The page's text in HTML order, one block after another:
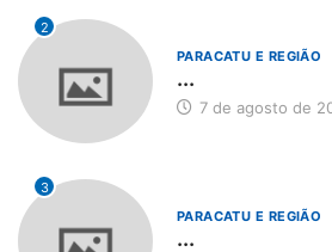
2
PARACATU E REGIÃO
...
7 de agosto de
3
PARACATU E REGIÃO
...